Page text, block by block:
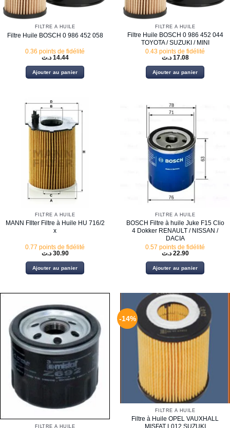
FILTRE À HUILE
Filtre Huile BOSCH 0 986 452 058
0.36 points de fidélité
14.44 د.ت
Ajouter au panier
FILTRE À HUILE
Filtre Huile BOSCH 0 986 452 044
TOYOTA / SUZUKI / MINI
0.43 points de fidélité
17.08 د.ت
Ajouter au panier
FILTRE À HUILE
MANN FIlter Filtre à Huile HU 716/2
x
0.77 points de fidélité
30.90 د.ت
Ajouter au panier
FILTRE À HUILE
BOSCH Filtre à huile Juke F15 Clio
4 Dokker RENAULT / NISSAN /
DACIA
0.57 points de fidélité
22.90 د.ت
Ajouter au panier
FILTRE À HUILE
-14%
FILTRE À HUILE
Filtre à Huile OPEL VAUXHALL
MISFAT L012 SUZUKI